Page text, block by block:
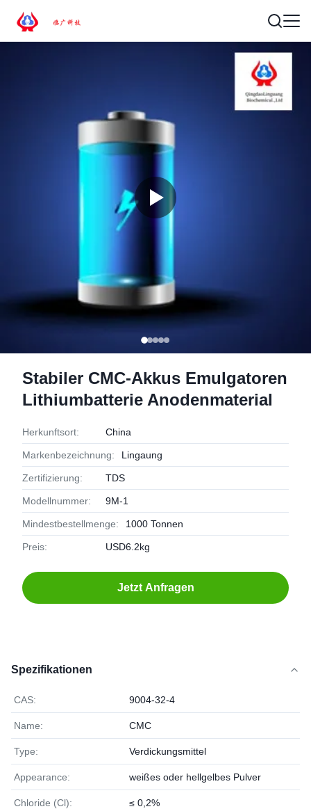
Stabiler CMC-Akkus Emulgatoren
Lithiumbatterie Anodenmaterial
Herkunftsort: China
Markenbezeichnung: Lingaung
Zertifizierung: TDS
Modellnummer: 9M-1
Mindestbestellmenge: 1000 Tonnen
Preis: USD6.2kg
Jetzt Anfragen
Spezifikationen
CAS: 9004-32-4
Name: CMC
Type: Verdickungsmittel
Appearance: weißes oder hellgelbes Pulver
Chloride (Cl): ≤ 0,2%